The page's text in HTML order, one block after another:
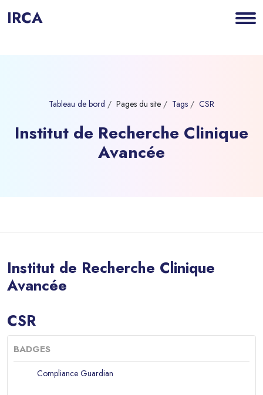
IRCA
Tableau de bord Pages du site Tags CSR
Institut de Recherche Clinique
Avancée
Institut de Recherche Clinique
Avancée
Blocs
CSR
BADGES
Compliance Guardian